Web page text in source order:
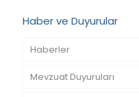
Haber ve Duyurular
Haberler
Mevzuat Duyuruları